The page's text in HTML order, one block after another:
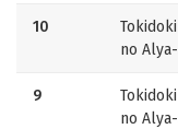
10
no
9
no